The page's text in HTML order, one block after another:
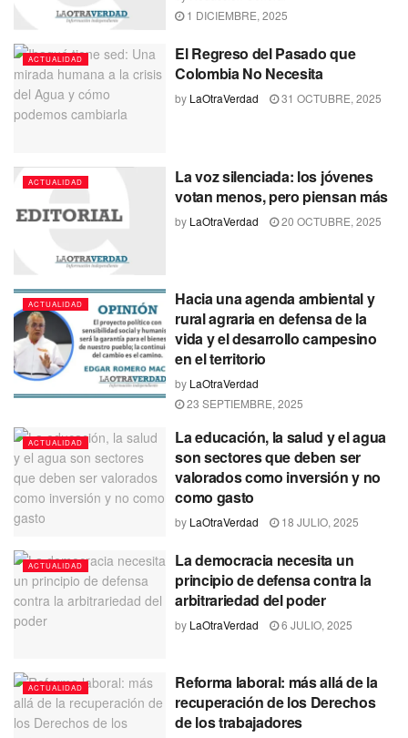
1 DICIEMBRE, 2025
ACTUALIDAD
El Regreso del Pasado que
Colombia No Necesita
by LaOtraVerdad 31 OCTUBRE, 2025
ACTUALIDAD
La voz silenciada: los jóvenes
votan menos, pero piensan más
by LaOtraVerdad 20 OCTUBRE, 2025
ACTUALIDAD
Hacia una agenda ambiental y
rural agraria en defensa de la
vida y el desarrollo campesino
en el territorio
by LaOtraVerdad
23 SEPTIEMBRE, 2025
ACTUALIDAD
La educación, la salud y el agua
son sectores que deben ser
valorados como inversión y no
como gasto
by LaOtraVerdad 18 JULIO, 2025
ACTUALIDAD
La democracia necesita un
principio de defensa contra la
arbitrariedad del poder
by LaOtraVerdad 6 JULIO, 2025
ACTUALIDAD
Reforma laboral: más allá de la
recuperación de los Derechos
de los trabajadores